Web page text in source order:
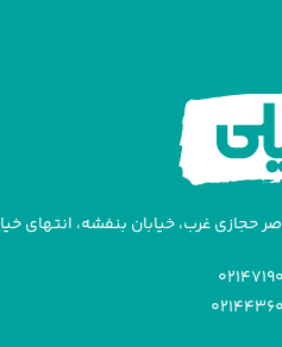
غرب، خیابان بنفشه، انتهای